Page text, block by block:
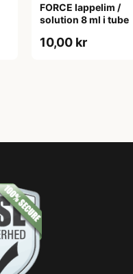
FORCE lappelim /
solution 8 ml i tube
10,00 kr